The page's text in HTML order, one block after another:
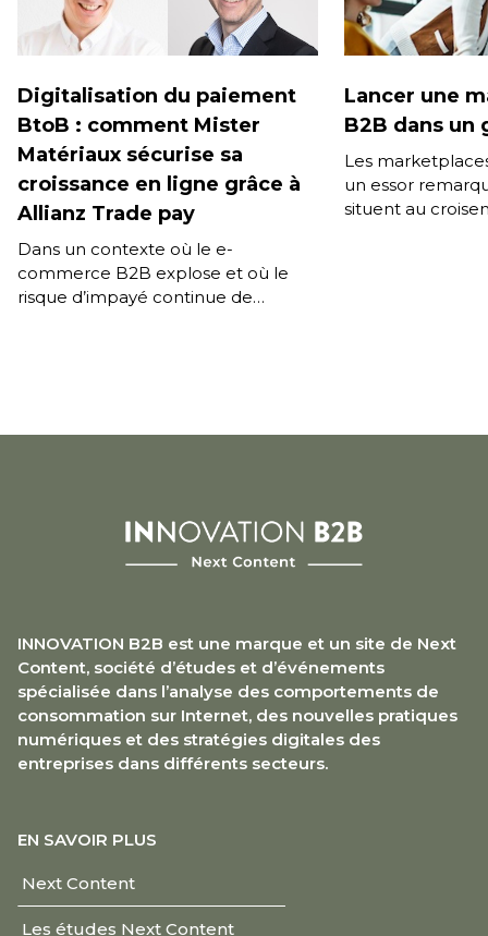
Digitalisation du paiement
BtoB : comment Mister
Matériaux sécurise sa
croissance en ligne grâce à
Allianz Trade pay
Dans un contexte où le e-
commerce B2B explose et où le
risque d’impayé continue de
Lancer une
B2B dans un
Les
un essor
situent au
INNOVATION B2B est une marque et un site de Next
Content, société d’études et d’événements
spécialisée dans l’analyse des comportements de
consommation sur Internet, des nouvelles pratiques
numériques et des stratégies digitales des
entreprises dans différents secteurs.
EN SAVOIR PLUS
Next Content
Les études Next Content